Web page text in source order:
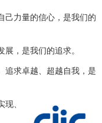
力量的信心，是我们的
，是我们的追求。
求卓越、超越自我，是
、社会的和谐进步高度